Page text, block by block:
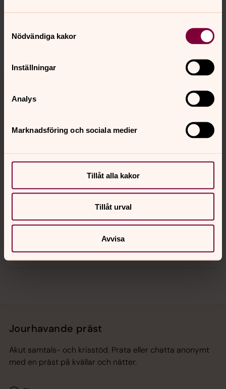
Nödvändiga kakor
Inställningar
Analys
Marknadsföring och sociala medier
Tillåt alla kakor
Tillåt urval
Avvisa
norrkoping@svenskakyrkan.se
Kontakt
Sociala kanaler
Jourhavande präst
Akut samtals- och krisstöd. Prata eller chatta anonymt
med en präst på kvällar och nätter.